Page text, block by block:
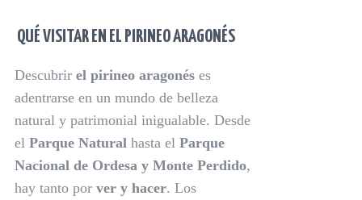
QUÉ VISITAR EN EL PIRINEO ARAGONÉS
Descubrir el pirineo aragonés es
adentrarse en un mundo de belleza
natural y patrimonial inigualable. Desde
el Parque Natural hasta el Parque
Nacional de Ordesa y Monte Perdido,
hay tanto por ver y hacer. Los